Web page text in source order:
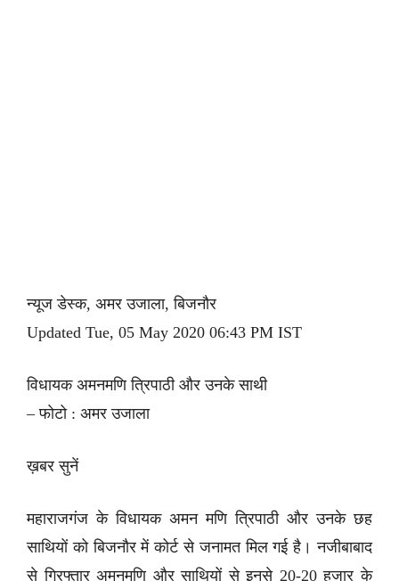
न्यूज डेस्क, अमर उजाला, बिजनौर
Updated Tue, 05 May 2020 06:43 PM IST
विधायक अमनमणि त्रिपाठी और उनके साथी
– फोटो : अमर उजाला
ख़बर सुनें
महाराजगंज के विधायक अमन मणि त्रिपाठी और उनके छह
साथियों को बिजनौर में कोर्ट से जनामत मिल गई है। नजीबाबाद
से गिरफ्तार अमनमणि और साथियों से इनसे 20-20 हजार के